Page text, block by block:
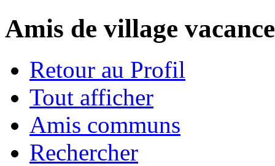
Amis de village
Retour au Profil
Tout afficher
Amis communs
Rechercher